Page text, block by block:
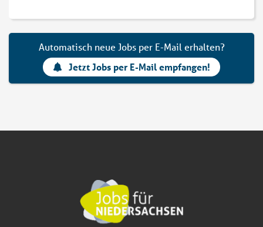
Automatisch neue Jobs per E-Mail erhalten?
Jetzt Jobs per E-Mail empfangen!